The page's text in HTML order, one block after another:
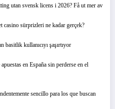
utan svensk licens i 2026? Få ut mer av
sürprizleri ne kadar gerçek?
basitlik kullanıcıyı şaşırtıyor
en España sin perderse en el
sencillo para los que buscan